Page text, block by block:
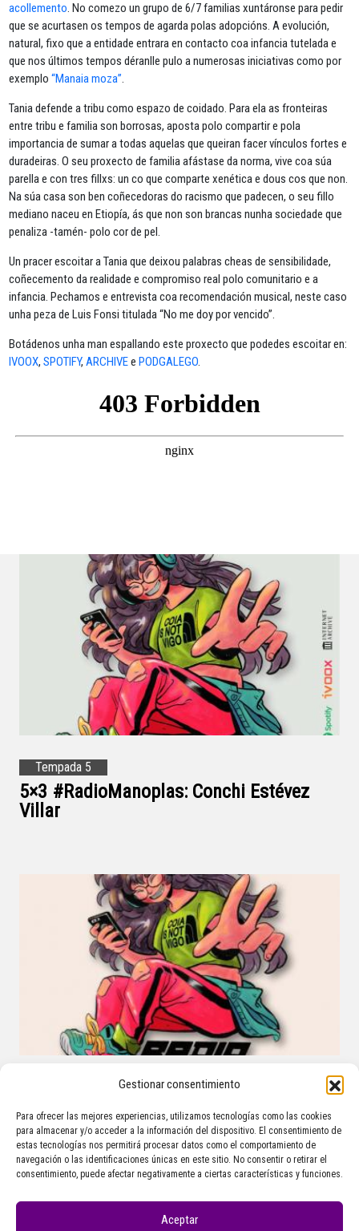
Gestionar consentimiento
Para ofrecer las mejores experiencias, utilizamos tecnologías como las cookies
para almacenar y/o acceder a la información del dispositivo. El consentimiento de
estas tecnologías nos permitirá procesar datos como el comportamiento de
navegación o las identificaciones únicas en este sitio. No consentir o retirar el
consentimiento, puede afectar negativamente a ciertas características y funciones.
Aceptar
acollemento. No comezo un grupo de 6/7 familias xuntáronse para pedir
que se acurtasen os tempos de agarda polas adopcións. A evolución,
natural, fixo que a entidade entrara en contacto coa infancia tutelada e
que nos últimos tempos déranlle pulo a numerosas iniciativas como por
exemplo“Manaia moza”.
Tania defende a tribu como espazo de coidado. Para ela as fronteiras
entre tribu e familia son borrosas, aposta polo compartir e pola
importancia de sumar a todas aquelas que queiran facer vínculos fortes e
duradeiras. O seu proxecto de familia afástase da norma, vive coa súa
parella e con tres fillxs: un co que comparte xenética e dous cos que non.
Na súa casa son ben coñecedoras do racismo que padecen, o seu fillo
mediano naceu en Etiopía, ás que non son brancas nunha sociedade que
penaliza -tamén- polo cor de pel.
Un pracer escoitar a Tania que deixou palabras cheas de sensibilidade,
coñecemento da realidade e compromiso real polo comunitario e a
infancia. Pechamos e entrevista coa recomendación musical, neste caso
unha peza de Luis Fonsi titulada “No me doy por vencido”.
Botádenos unha man espallando este proxecto que podedes escoitar en:
IVOOX,SPOTIFY,ARCHIVEePODGALEGO.
Tempada 5
5×3 #RadioManoplas: Conchi Estévez
Villar
4×10 #RadioManoplas: Sergio Puga
Amoedo